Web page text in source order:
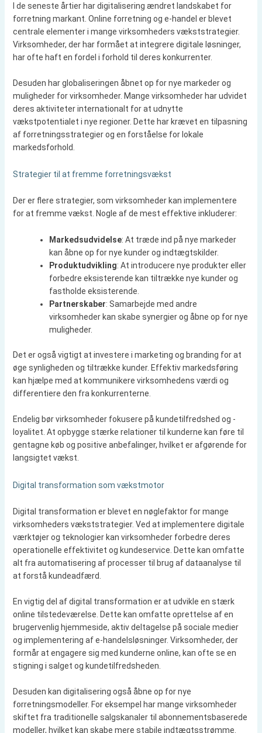
I de seneste årtier har digitalisering ændret landskabet for
forretning markant. Online forretning og e-handel er blevet
centrale elementer i mange virksomheders vækststrategier.
Virksomheder, der har formået at integrere digitale løsninger,
har ofte haft en fordel i forhold til deres konkurrenter.
Desuden har globaliseringen åbnet op for nye markeder og
muligheder for virksomheder. Mange virksomheder har udvidet
deres aktiviteter internationalt for at udnytte
vækstpotentialet i nye regioner. Dette har krævet en tilpasning
af forretningsstrategier og en forståelse for lokale
markedsforhold.
Strategier til at fremme forretningsvækst
Der er flere strategier, som virksomheder kan implementere
for at fremme vækst. Nogle af de mest effektive inkluderer:
Markedsudvidelse: At træde ind på nye markeder
kan åbne op for nye kunder og indtægtskilder.
Produktudvikling: At introducere nye produkter eller
forbedre eksisterende kan tiltrække nye kunder og
fastholde eksisterende.
Partnerskaber: Samarbejde med andre
virksomheder kan skabe synergier og åbne op for nye
muligheder.
Det er også vigtigt at investere i marketing og branding for at
øge synligheden og tiltrække kunder. Effektiv markedsføring
kan hjælpe med at kommunikere virksomhedens værdi og
differentiere den fra konkurrenterne.
Endelig bør virksomheder fokusere på kundetilfredshed og -
loyalitet. At opbygge stærke relationer til kunderne kan føre til
gentagne køb og positive anbefalinger, hvilket er afgørende for
langsigtet vækst.
Digital transformation som vækstmotor
Digital transformation er blevet en nøglefaktor for mange
virksomheders vækststrategier. Ved at implementere digitale
værktøjer og teknologier kan virksomheder forbedre deres
operationelle effektivitet og kundeservice. Dette kan omfatte
alt fra automatisering af processer til brug af dataanalyse til
at forstå kundeadfærd.
En vigtig del af digital transformation er at udvikle en stærk
online tilstedeværelse. Dette kan omfatte oprettelse af en
brugervenlig hjemmeside, aktiv deltagelse på sociale medier
og implementering af e-handelsløsninger. Virksomheder, der
formår at engagere sig med kunderne online, kan ofte se en
stigning i salget og kundetilfredsheden.
Desuden kan digitalisering også åbne op for nye
forretningsmodeller. For eksempel har mange virksomheder
skiftet fra traditionelle salgskanaler til abonnementsbaserede
modeller, hvilket kan skabe mere stabile indtægtsstrømme.